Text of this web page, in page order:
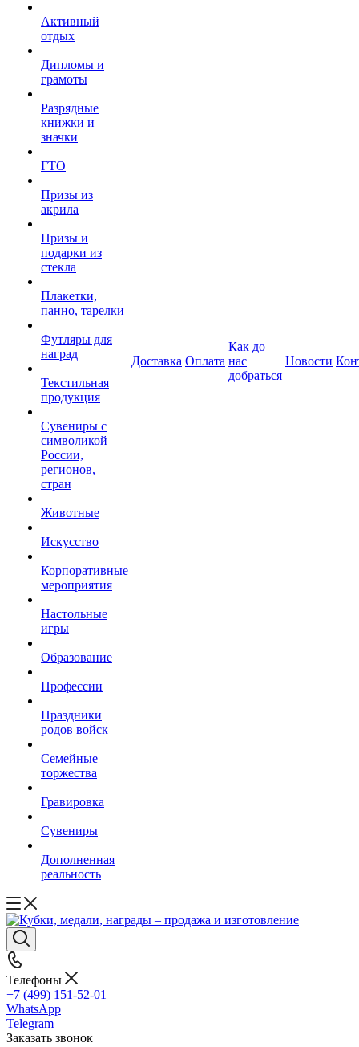
Активный
отдых
Дипломы и
грамоты
Разрядные
книжки и
значки
ГТО
Призы из
акрила
Призы и
подарки из
стекла
Плакетки,
панно, тарелки
Футляры для
наград
Текстильная
продукция
Сувениры с
символикой
России,
регионов,
стран
Животные
Искусство
Корпоративные
мероприятия
Настольные
игры
Образование
Профессии
Праздники
родов войск
Семейные
торжества
Гравировка
Сувениры
Дополненная
реальность
Доставка Оплата
Как до
нас
добраться
Новости
Телефоны
+7 (499) 151-52-01
WhatsApp
Telegram
Заказать звонок